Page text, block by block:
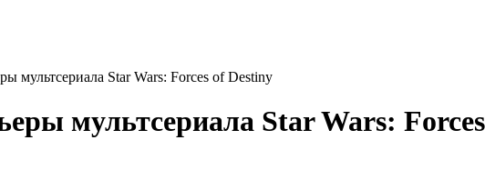
мультсериала Star Wars: Forces of Destiny
мультсериала Star Wars: